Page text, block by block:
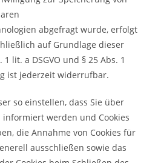
abgefragt wurde, erfolgt
auf Grundlage dieser
lit. a DSGVO und § 25 Abs. 1
ist jederzeit widerrufbar.
so einstellen, dass Sie über
informiert werden und Cookies
die Annahme von Cookies für
ausschließen sowie das